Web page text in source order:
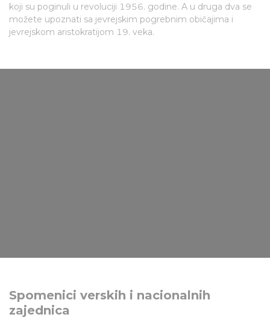
koji su poginuli u revoluciji 1956. godine. A u druga dva se
možete upoznati sa jevrejskim pogrebnim običajima i
jevrejskom aristokratijom 19. veka.
Spomenici verskih i nacionalnih
zajednica